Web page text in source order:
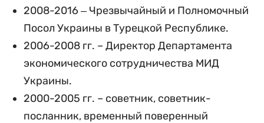
2008-2016 ‒ Чрезвычайный и Полномочный
Посол Украины в Турецкой Республике.
2006-2008 гг. – Директор Департамента
экономического сотрудничества МИД
Украины.
2000-2005 гг. – советник, советник-
посланник, временный поверенный